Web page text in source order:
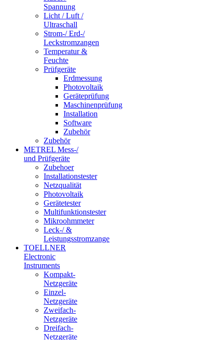
Spannung
Licht / Luft /
Ultraschall
Strom-/ Erd-/
Leckstromzangen
Temperatur &
Feuchte
Prüfgeräte
Erdmessung
Photovoltaik
Geräteprüfung
Maschinenprüfung
Installation
Software
Zubehör
Zubehör
METREL Mess-/
und Prüfgeräte
Zubehoer
Installationstester
Netzqualität
Photovoltaik
Gerätetester
Multifunktionstester
Mikroohmmeter
Leck-/ &
Leistungsstromzange
TOELLNER
Electronic
Instruments
Kompakt-
Netzgeräte
Einzel-
Netzgeräte
Zweifach-
Netzgeräte
Dreifach-
Netzgeräte